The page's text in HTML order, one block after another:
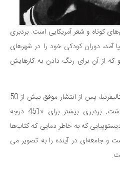
کوتاه و شعر آمریکایی است. بردبری
به دنیا آمد، دوران کودکی خود را در شهرهای
که از آن برای رنگ دادن به کارهایش
او در سال 2012 در لس آنجلس، کالیفرنیا، پس از انتشار موفق بیش از 50
رمان و 400 داستان کوتاه، درگذشت. بردبری بیشتر برای «451 درجه
که به خاطر دمایی که کتاب‌ها
و جامعه‌ای در آینده را به تصویر می